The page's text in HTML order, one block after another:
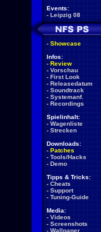
Events:
- Leipzig 08
- Showcase
Infos:
- Review
- Vorschau
- First Look
- Releasedatum
- Soundtrack
- Systemanf.
- Recordings
Spielinhalt:
- Wagenliste
- Strecken
Downloads:
- Patches
- Tools/Hacks
- Demo
Tipps & Tricks:
- Cheats
- Support
- Tuning-Guide
Media:
- Videos
- Screenshots
- Wallpaper